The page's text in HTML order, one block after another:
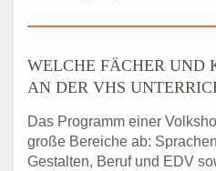
WELCHE FÄCHER UND
AN DER VHS
Das Programm einer
große Bereiche ab:
Gestalten, Beruf und EDV